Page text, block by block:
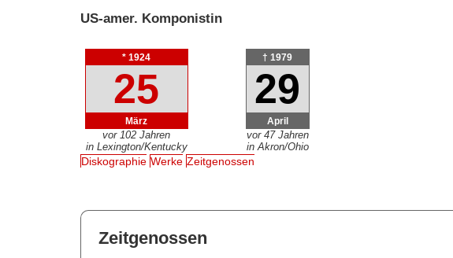
US-amer. Komponistin
* 1924
25
März
vor 102 Jahren
in Lexington/Kentucky
† 1979
29
April
vor 47 Jahren
in Akron/Ohio
Diskographie Werke Zeitgenossen
Zeitgenossen